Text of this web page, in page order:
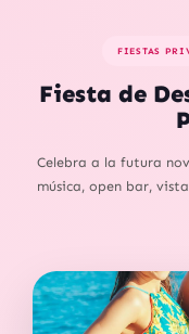
FIESTAS
Fiesta de
Celebra a la futura
música, open bar,